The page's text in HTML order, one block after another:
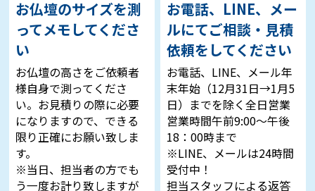
お仏壇のサイズを測
ってメモしてくださ
い
お仏壇の高さをご依頼者
様自身で測ってくださ
い。お見積りの際に必要
になりますので、できる
限り正確にお願い致しま
す。
※当日、担当者の方でも
う一度お計り致しますが
お電話、LINE、メー
ルにてご相談・見積
依頼をしてください
お電話、LINE、メール年
末年始（12月31日→1月5
日）までを除く全日営業
営業時間午前9:00～午後
18：00時まで
※LINE、メールは24時間
受付中！
担当スタッフによる返答